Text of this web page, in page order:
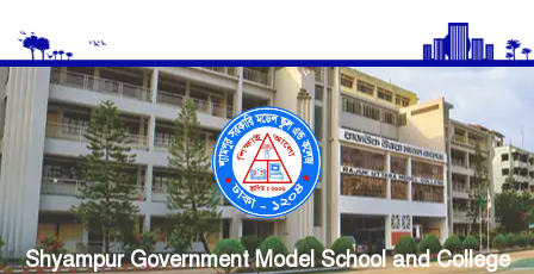
Shyampur Government Model School and College